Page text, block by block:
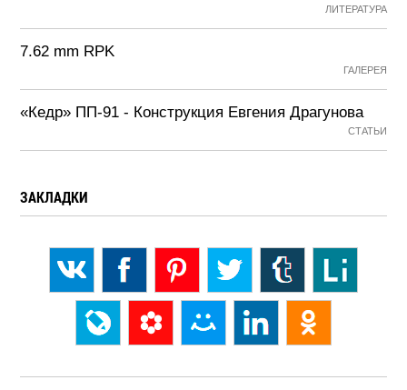
ЛИТЕРАТУРА
7.62 mm RPK
ГАЛЕРЕЯ
«Кедр» ПП-91 - Конструкция Евгения Драгунова
СТАТЬИ
ЗАКЛАДКИ